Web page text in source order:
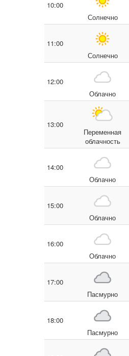
10:00
Солнечно
11:00
Солнечно
12:00
Облачно
13:00
Переменная
облачность
14:00
Облачно
15:00
Облачно
16:00
Облачно
17:00
Пасмурно
18:00
Пасмурно